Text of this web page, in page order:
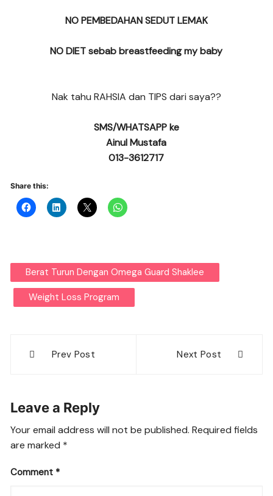
NO PEMBEDAHAN SEDUT LEMAK
NO DIET sebab breastfeeding my baby
Nak tahu RAHSIA dan TIPS dari saya??
SMS/WHATSAPP ke
Ainul Mustafa
013-3612717
Share this:
Berat Turun Dengan Omega Guard Shaklee
Weight Loss Program
navigation
Prev Post Next Post
Leave a Reply
Your email address will not be published. Required fields
are marked *
Comment *